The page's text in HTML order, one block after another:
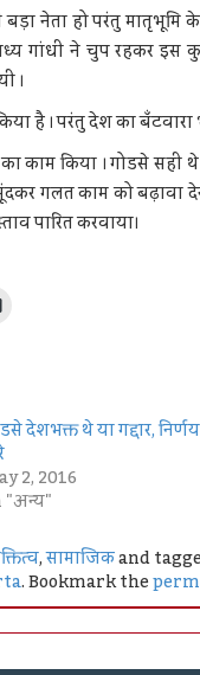
बड़ा नेता हो परंतु
गांधी ने चुप रहकर
।
है । परंतु देश का
काम किया । गोडसे
गलत काम को बढ़ावा
पारित करवाया।
देशभक्त थे या गद्दार,
2, 2016
,सामाजिकand
. Bookmark the